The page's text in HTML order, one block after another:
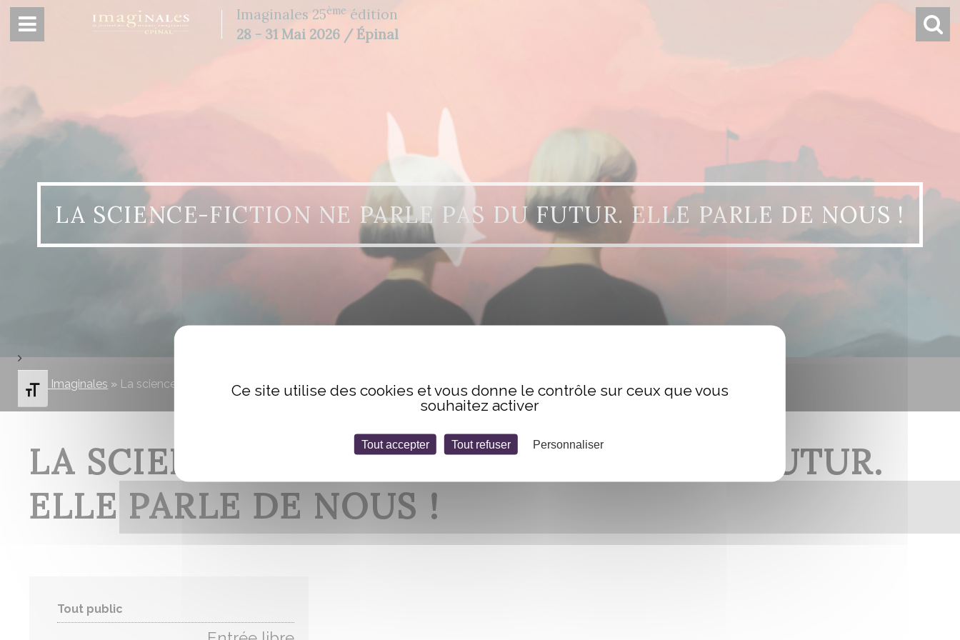
Changer la taille de la police
Imaginales 25ème édition
28 - 31 Mai 2026 / Épinal
LA SCIENCE-FICTION NE PARLE PAS DU FUTUR. ELLE PARLE DE NOUS !
Les Imaginales » La science-fiction ne parle pas du futur. Elle parle de nous !
LA SCIENCE-FICTION NE PARLE PAS DU FUTUR.
ELLE PARLE DE NOUS !
Tout public
Panneau de gestion des cookies
Ce site utilise des cookies et vous donne le contrôle sur ceux que vous
souhaitez activer
Tout accepter Tout refuser Personnaliser